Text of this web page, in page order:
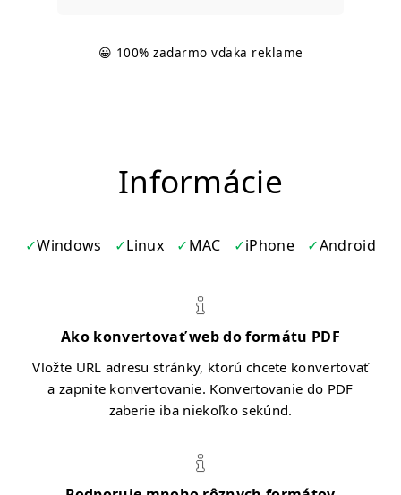
😀 100% zadarmo vďaka reklame
Informácie
Windows Linux MAC iPhone Android
Ako konvertovať web do formátu PDF
Vložte URL adresu stránky, ktorú chcete konvertovať
a zapnite konvertovanie. Konvertovanie do PDF
zaberie iba niekoľko sekúnd.